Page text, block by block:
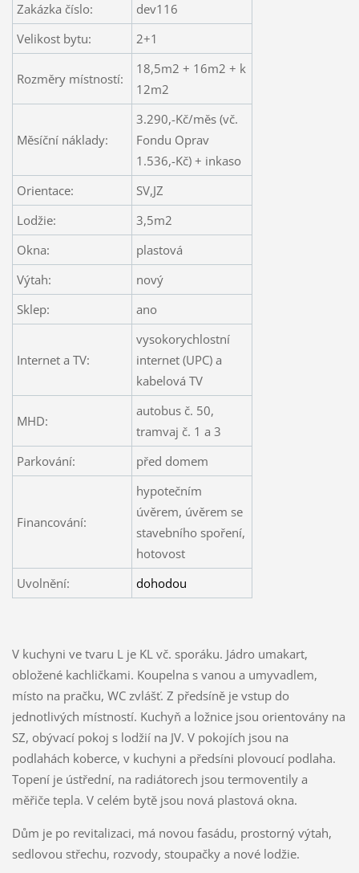
Zakázka číslo:
dev116
Velikost bytu:
2+1
Rozměry místností:
18,5m2 + 16m2 + k
12m2
Měsíční náklady:
3.290,-Kč/měs (vč.
Fondu Oprav
1.536,-Kč) + inkaso
Orientace:
SV,JZ
Lodžie:
3,5m2
Okna:
plastová
Výtah:
nový
Sklep:
ano
Internet a TV:
vysokorychlostní
internet (UPC) a
kabelová TV
MHD:
autobus č. 50,
tramvaj č. 1 a 3
Parkování:
před domem
Financování:
hypotečním
úvěrem, úvěrem se
stavebního spoření,
hotovost
Uvolnění:
dohodou
V kuchyni ve tvaru L je KL vč. sporáku. Jádro umakart,
obložené kachličkami. Koupelna s vanou a umyvadlem,
místo na pračku, WC zvlášť. Z předsíně je vstup do
jednotlivých místností. Kuchyň a ložnice jsou orientovány na
SZ, obývací pokoj s lodžií na JV. V pokojích jsou na
podlahách koberce, v kuchyni a předsíni plovoucí podlaha.
Topení je ústřední, na radiátorech jsou termoventily a
měřiče tepla. V celém bytě jsou nová plastová okna.
Dům je po revitalizaci, má novou fasádu, prostorný výtah,
sedlovou střechu, rozvody, stoupačky a nové lodžie.